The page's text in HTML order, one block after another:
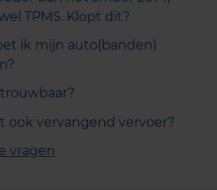
TPMS. Klopt dit?
ik mijn auto(banden)
ook vervangend vervoer?
vragen